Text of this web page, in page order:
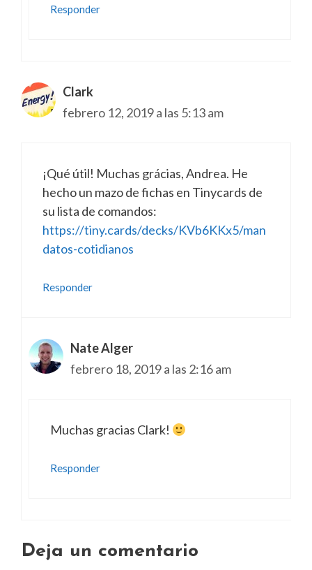
Responder
Clark
febrero 12, 2019 a las 5:13 am
¡Qué útil! Muchas grácias, Andrea. He
hecho un mazo de fichas en Tinycards de
su lista de comandos:
https://tiny.cards/decks/KVb6KKx5/man
datos-cotidianos
Responder
Nate Alger
febrero 18, 2019 a las 2:16 am
Muchas gracias Clark!
Responder
Deja un comentario